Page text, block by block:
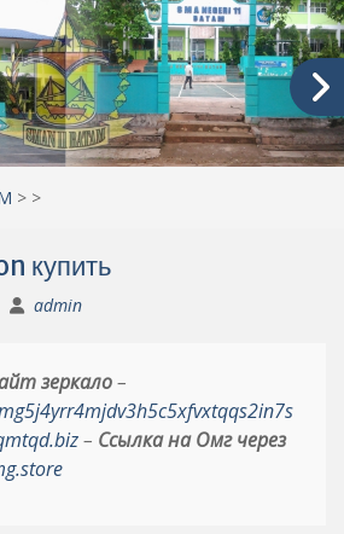
> >
купить
admin
зеркало–
– Ссылка на Омг через